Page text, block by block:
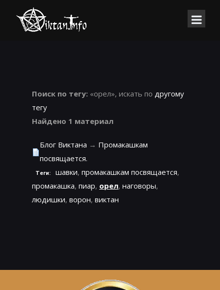
Поиск по тегу: «орел», искать по другому
тегу
Найдено 1 материал
Блог Виктана → Промакашкам
посвящается.
Теги: шавки, промакашкам посвящается,
промакашка, пиар, орел, наговоры,
людишки, ворон, виктан